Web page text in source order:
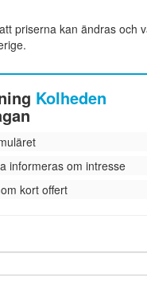
priserna kan ändras och
Kolheden
informeras om intresse
kort offert